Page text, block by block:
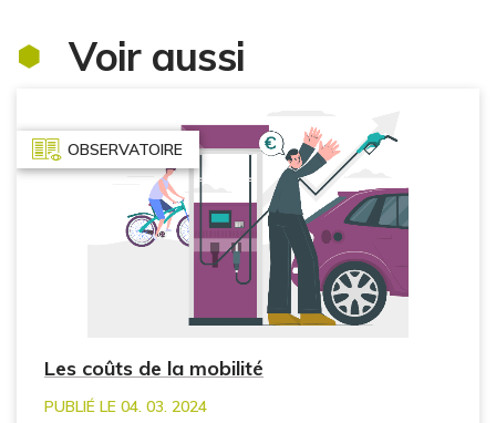
Voir aussi
OBSERVATOIRE
Les coûts de la mobilité
PUBLIÉ LE 04. 03. 2024